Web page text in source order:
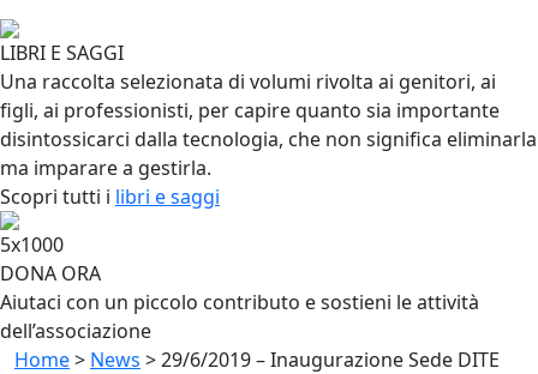
LIBRI E SAGGI
Una raccolta selezionata di volumi rivolta ai genitori, ai
figli, ai professionisti, per capire quanto sia importante
disintossicarci dalla tecnologia, che non significa eliminarla
ma imparare a gestirla.
Scopri tutti i libri e saggi
5x1000
DONA ORA
Aiutaci con un piccolo contributo e sostieni le attività
dell’associazione
Home> News >29/6/2019 – Inaugurazione Sede DITE